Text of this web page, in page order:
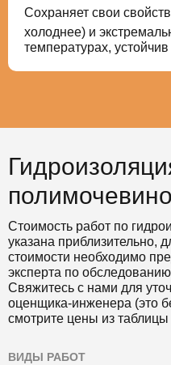
Сохраняет свои
холоднее) и
температурах,
Стоимость работ по
указана приблизительно,
стоимости необходимо
эксперта по
Свяжитесь с нами для
оценщика-инженера (это
смотрите цены из
ВИДЫ РАБОТ